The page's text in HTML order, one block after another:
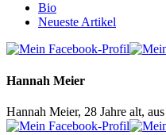
Bio
Neueste Artikel
Hannah Meier
Hannah Meier, 28 Jahre alt,